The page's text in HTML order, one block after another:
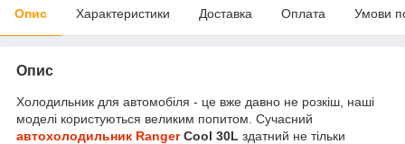
Опис Характеристики Доставка Оплата Умови
Опис
Холодильник для автомобіля - це вже давно не розкіш, наші
моделі користуються великим попитом. Сучасний
автохолодильник RangerCool 30L здатний не тільки